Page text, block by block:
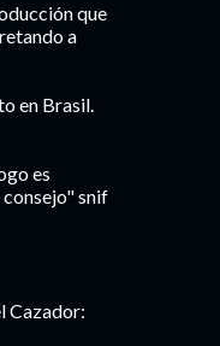
que
a
en Brasil.
es
snif
Cazador: